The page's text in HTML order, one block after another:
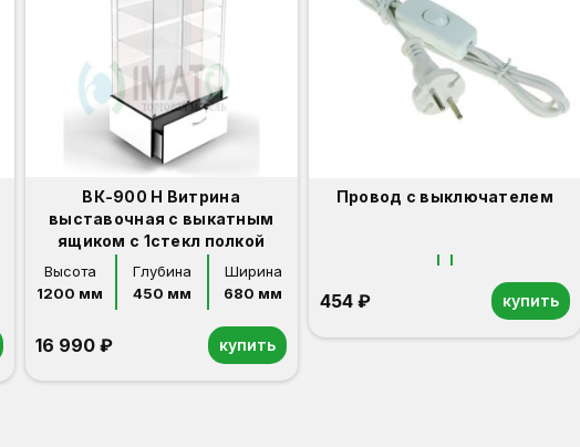
ВК-900 Н Витрина
выставочная с выкатным
ящиком с 1стекл полкой
Высота
1200 мм
Глубина
450 мм
Ширина
680 мм
16 990 ₽ купить
Провод с выключателем
454 ₽ купить